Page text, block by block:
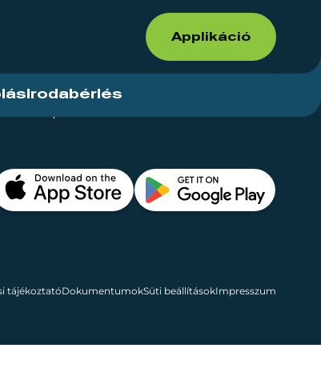
Applikáció
Irodabérlés
tájékoztatóDokumentumokSüti beállításokImpresszum